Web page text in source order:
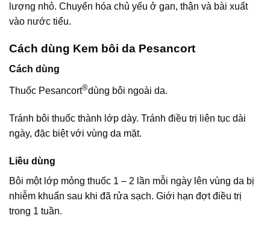
lượng nhỏ. Chuyển hóa chủ yếu ở gan, thận và bài xuất
vào nước tiểu.
Cách dùng Kem bôi da Pesancort
Cách dùng
Thuốc Pesancort®dùng bôi ngoài da.
Tránh bôi thuốc thành lớp dày. Tránh điều trị liên tục dài
ngày, đặc biệt với vùng da mặt.
Liều dùng
Bôi một lớp mỏng thuốc 1 – 2 lần mỗi ngày lên vùng da bị
nhiễm khuẩn sau khi đã rửa sạch. Giới hạn đợt điều trị
trong 1 tuần.